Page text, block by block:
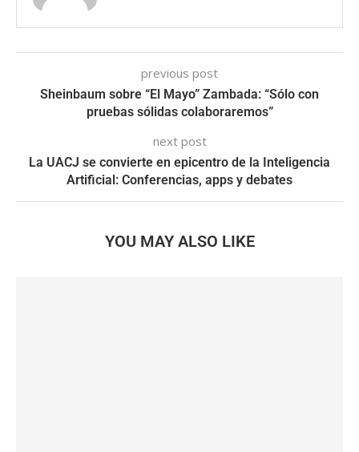
previous post
Sheinbaum sobre “El Mayo” Zambada: “Sólo con
pruebas sólidas colaboraremos”
next post
La UACJ se convierte en epicentro de la Inteligencia
Artificial: Conferencias, apps y debates
YOU MAY ALSO LIKE